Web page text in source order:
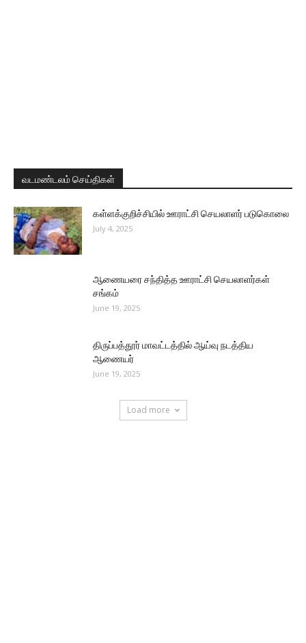
வடமண்டலம் செய்திகள்
கள்ளக்குறிச்சியில் ஊராட்சி செயலாளர் படுகொலை
July 4, 2025
ஆணையரை சந்தித்த ஊராட்சி செயலாளர்கள்
சங்கம்
June 19, 2025
திருப்பத்தூர் மாவட்டத்தில் ஆய்வு நடத்திய
ஆணையர்
June 19, 2025
Load more